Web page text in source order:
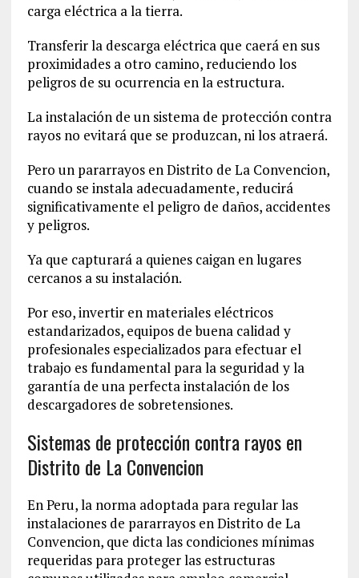
carga eléctrica a la tierra.
Transferir la descarga eléctrica que caerá en sus
proximidades a otro camino, reduciendo los
peligros de su ocurrencia en la estructura.
La instalación de un sistema de protección contra
rayos no evitará que se produzcan, ni los atraerá.
Pero un pararrayos en Distrito de La Convencion‎,
cuando se instala adecuadamente, reducirá
significativamente el peligro de daños, accidentes
y peligros.
Ya que capturará a quienes caigan en lugares
cercanos a su instalación.
Por eso, invertir en materiales eléctricos
estandarizados, equipos de buena calidad y
profesionales especializados para efectuar el
trabajo es fundamental para la seguridad y la
garantía de una perfecta instalación de los
descargadores de sobretensiones.
Sistemas de protección contra rayos en
Distrito de La Convencion‎
En Peru, la norma adoptada para regular las
instalaciones de pararrayos en Distrito de La
Convencion‎, que dicta las condiciones mínimas
requeridas para proteger las estructuras